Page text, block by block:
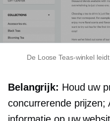
De Loose Teas-winkel
Belangrijk: Houd uw
concurrerende prijzen;
informatie op uw